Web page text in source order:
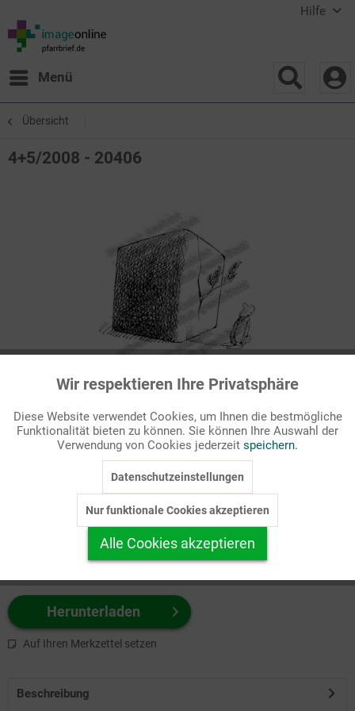
Hilfe
Menü
Übersicht
4+5/2008 - 20406
Passende Stichworte
Bibel, NT
zuerst Ihr Produktformat aus.
z.B. Farbe-Grafik, Schwarz-Weiß-Grafik, mit/ohne Text ...
Herunterladen
Auf Ihren Merkzettel setzen
Beschreibung
Funktionale Aktiv
Marketing Inaktiv
Personalisierung Inaktiv
Service
Wir respektieren Ihre Privatsphäre
Diese Website verwendet Cookies, um Ihnen die bestmögliche
Funktionalität bieten zu können. Sie können Ihre Auswahl der
Verwendung von Cookies jederzeit speichern.
Datenschutzeinstellungen
Nur funktionale Cookies akzeptieren
Alle Cookies akzeptieren